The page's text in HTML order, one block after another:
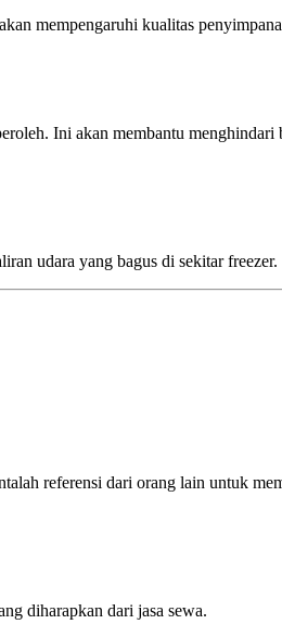
mempengaruhi kualitas
Ini akan membantu menghindari
udara yang bagus di sekitar freezer.
referensi dari orang lain untuk
diharapkan dari jasa sewa.